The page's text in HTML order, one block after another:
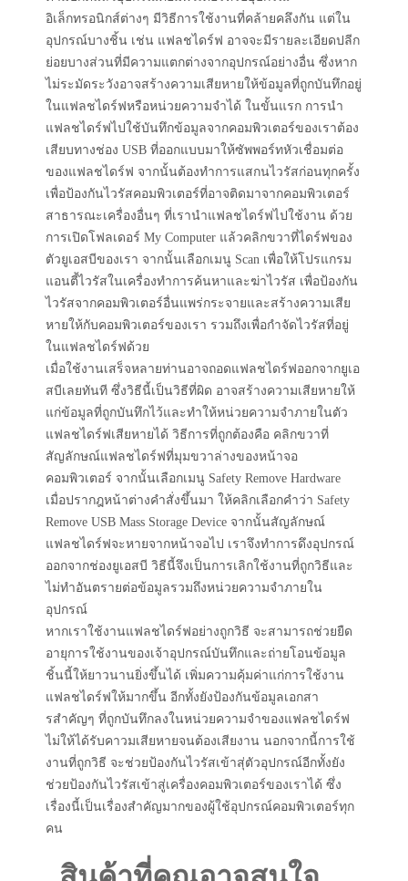
อิเล็กทรอนิกส์ต่างๆ มีวิธีการใช้งานที่คล้ายคลึงกัน แต่ใน
อุปกรณ์บางชิ้น เช่น แฟลชไดร์ฟ อาจจะมีรายละเอียดปลีก
ย่อยบางส่วนที่มีความแตกต่างจากอุปกรณ์อย่างอื่น ซึ่งหาก
ไม่ระมัดระวังอาจสร้างความเสียหายให้ข้อมูลที่ถูกบันทึกอยู่
ในแฟลชไดร์ฟหรือหน่วยความจำได้ ในขั้นแรก การนำ
แฟลชไดร์ฟไปใช้บันทึกข้อมูลจากคอมพิวเตอร์ของเราต้อง
เสียบทางช่อง USB ที่ออกแบบมาให้ซัพพอร์ทหัวเชื่อมต่อ
ของแฟลชไดร์ฟ จากนั้นต้องทำการแสกนไวรัสก่อนทุกครั้ง
เพื่อป้องกันไวรัสคอมพิวเตอร์ที่อาจติดมาจากคอมพิวเตอร์
สาธารณะเครื่องอื่นๆ ที่เรานำแฟลชไดร์ฟไปใช้งาน ด้วย
การเปิดโฟลเดอร์ My Computer แล้วคลิกขวาที่ไดร์ฟของ
ตัวยูเอสบีของเรา จากนั้นเลือกเมนู Scan เพื่อให้โปรแกรม
แอนตี้ไวรัสในเครื่องทำการค้นหาและฆ่าไวรัส เพื่อป้องกัน
ไวรัสจากคอมพิวเตอร์อื่นแพร่กระจายและสร้างความเสีย
หายให้กับคอมพิวเตอร์ของเรา รวมถึงเพื่อกำจัดไวรัสที่อยู่
ในแฟลชไดร์ฟด้วย
เมื่อใช้งานเสร็จหลายท่านอาจถอดแฟลชไดร์ฟออกจากยูเอ
สบีเลยทันที ซึ่งวิธีนี้เป็นวิธีที่ผิด อาจสร้างความเสียหายให้
แก่ข้อมูลที่ถูกบันทึกไว้และทำให้หน่วยความจำภายในตัว
แฟลชไดร์ฟเสียหายได้ วิธีการที่ถูกต้องคือ คลิกขวาที่
สัญลักษณ์แฟลชไดร์ฟที่มุมขวาล่างของหน้าจอ
คอมพิวเตอร์ จากนั้นเลือกเมนู Safety Remove Hardware
เมื่อปรากฎหน้าต่างคำสั่งขึ้นมา ให้คลิกเลือกคำว่า Safety
Remove USB Mass Storage Device จากนั้นสัญลักษณ์
แฟลชไดร์ฟจะหายจากหน้าจอไป เราจึงทำการดึงอุปกรณ์
ออกจากช่องยูเอสบี วิธีนี้จึงเป็นการเลิกใช้งานที่ถูกวิธีและ
ไม่ทำอันตรายต่อข้อมูลรวมถึงหน่วยความจำภายใน
อุปกรณ์
หากเราใช้งานแฟลชไดร์ฟอย่างถูกวิธี จะสามารถช่วยยืด
อายุการใช้งานของเจ้าอุปกรณ์บันทึกและถ่ายโอนข้อมูล
ชิ้นนี้ให้ยาวนานยิ่งขึ้นได้ เพิ่มความคุ้มค่าแก่การใช้งาน
แฟลชไดร์ฟให้มากขึ้น อีกทั้งยังป้องกันข้อมูลเอกสา
รสำคัญๆ ที่ถูกบันทึกลงในหน่วยความจำของแฟลชไดร์ฟ
ไม่ให้ได้รับคาวมเสียหายจนต้องเสียงาน นอกจากนี้การใช้
งานที่ถูกวิธี จะช่วยป้องกันไวรัสเข้าสุ่ตัวอุปกรณ์อีกทั้งยัง
ช่วยป้องกันไวรัสเข้าสู่เครื่องคอมพิวเตอร์ของเราได้ ซึ่ง
เรื่องนี้เป็นเรื่องสำคัญมากของผู้ใช้อุปกรณ์คอมพิวเตอร์ทุก
คน